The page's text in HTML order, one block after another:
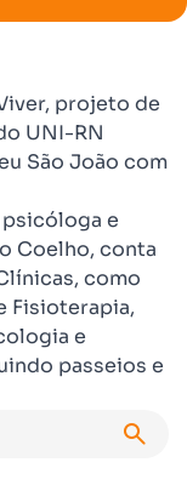
projeto de
UNI-RN
São João com
e
Coelho, conta
como
Fisioterapia,
e
passeios e